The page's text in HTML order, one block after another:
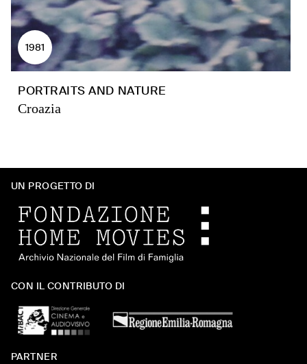
1981
PORTRAITS AND NATURE
Croazia
UN PROGETTO DI
CON IL CONTRIBUTO DI
PARTNER